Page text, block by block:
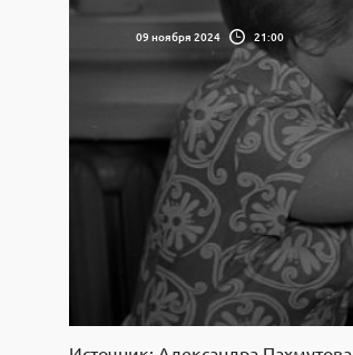
09 ноября 2024 21:00